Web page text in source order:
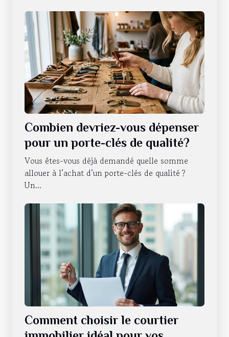
Combien devriez-vous dépenser
pour un porte-clés de qualité?
Vous êtes-vous déjà demandé quelle somme
allouer à l’achat d’un porte-clés de qualité ?
Un...
Comment choisir le courtier